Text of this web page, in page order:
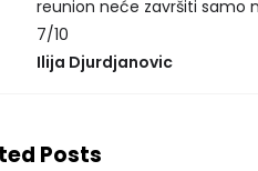
reunion neće završiti samo
7/10
Ilija Djurdjanovic
Posts